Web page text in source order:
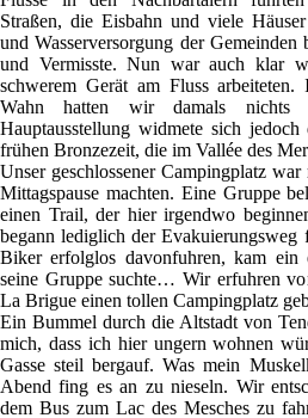
Straßen, die Eisbahn und viele
und Wasserversorgung der Gemeinden
und Vermisste. Nun war auch klar
schwerem Gerät am Fluss
Wahn hatten wir damals nichts
Hauptausstellung widmete sich jedoch
frühen Bronzezeit, die im Vallée des
Unser geschlossener Campingplatz
Mittagspause machten. Eine Gruppe
einen Trail, der hier irgendwo
begann lediglich der
Biker erfolglos davonfuhren, kam ein
seine Gruppe suchte… Wir erfuhren
La Brigue einen tollen Campingplatz
Ein Bummel durch die Altstadt von
mich, dass ich hier ungern wohnen
Gasse steil bergauf. Was mein
Abend fing es an zu nieseln. Wir
dem Bus zum Lac des Mesches zu